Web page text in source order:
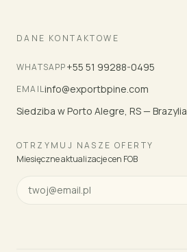
DANE KONTAKTOWE
WHATSAPP+55 51 99288-0495
EMAILinfo@exportbpine.com
Siedziba w Porto Alegre, RS — Brazylia
OTRZYMUJ NASZE OFERTY
Miesięczne aktualizacje cen FOB